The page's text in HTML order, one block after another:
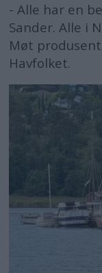
- Alle har en
Sander. Alle i
Møt
Havfolket.